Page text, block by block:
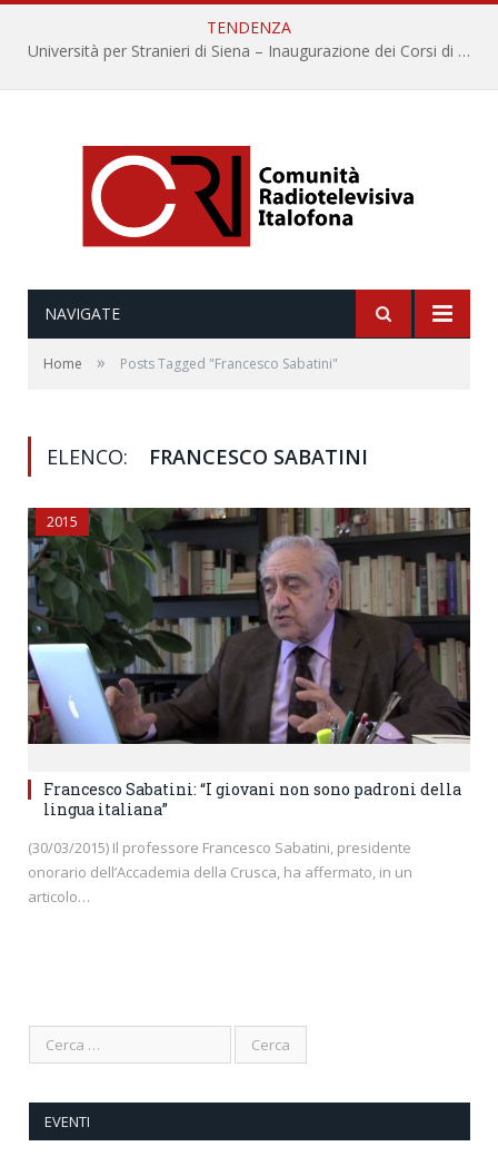
TENDENZA
Università per Stranieri di Siena – Inaugurazione dei Corsi di Lingua e Cultura Italiana, 109a annata
NAVIGATE
Home » Posts Tagged "Francesco Sabatini"
ELENCO: FRANCESCO SABATINI
2015
Francesco Sabatini: “I giovani non sono padroni della
lingua italiana”
(30/03/2015) Il professore Francesco Sabatini, presidente
onorario dell’Accademia della Crusca, ha affermato, in un
articolo…
EVENTI